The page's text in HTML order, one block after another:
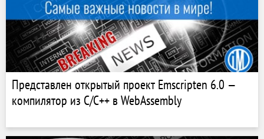
Представлен открытый проект Emscripten 6.0 —
компилятор из C/C++ в WebAssembly